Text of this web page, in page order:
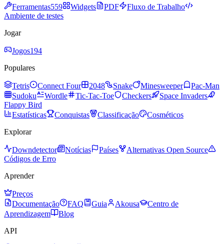
Ferramentas559 Widgets PDF
Fluxo de Trabalho
Ambiente de testes
Jogar
Jogos194
Populares
Tetris Connect Four 2048 Snake Minesweeper
Pac-Man
Sudoku
Wordle Tic-Tac-Toe Checkers
Space Invaders
Flappy Bird
Estatísticas
Conquistas Classificação
Cosméticos
Explorar
Downdetector Notícias Países
Alternativas Open Source
Códigos de Erro
Aprender
Preços
Documentação
FAQ Guia Akousa
Centro de
Aprendizagem
Blog
API